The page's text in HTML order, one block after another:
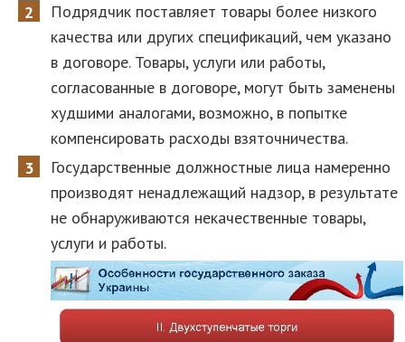
Подрядчик поставляет товары более низкого
качества или других спецификаций, чем указано
в договоре. Товары, услуги или работы,
согласованные в договоре, могут быть заменены
худшими аналогами, возможно, в попытке
компенсировать расходы взяточничества.
Государственные должностные лица намеренно
производят ненадлежащий надзор, в результате
не обнаруживаются некачественные товары,
услуги и работы.